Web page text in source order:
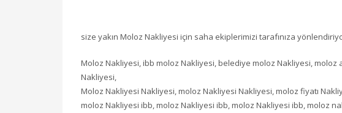
size yakın Moloz Nakliyesi için saha ekiplerimizi tarafınıza
Moloz Nakliyesi, ibb moloz Nakliyesi, belediye moloz Nakliyesi, moloz
Nakliyesi,
Moloz Nakliyesi Nakliyesi, moloz Nakliyesi Nakliyesi, moloz fiyatı
moloz Nakliyesi ibb, moloz Nakliyesi ibb, moloz Nakliyesi ibb, moloz